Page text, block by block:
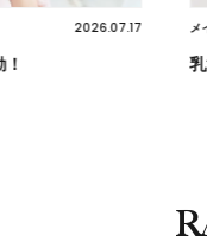
2026.07.17 メイク
乳液発想